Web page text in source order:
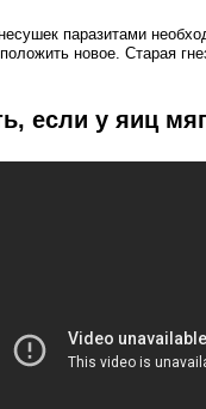
паразитами
новое. Старая
если у яиц